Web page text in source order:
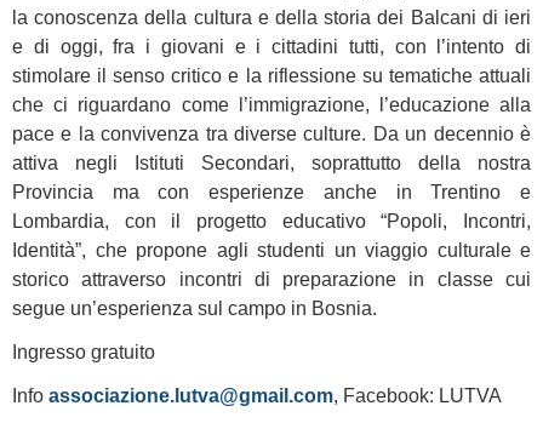
la conoscenza della cultura e della storia dei Balcani di ieri
e di oggi, fra i giovani e i cittadini tutti, con l’intento di
stimolare il senso critico e la riflessione su tematiche attuali
che ci riguardano come l’immigrazione, l’educazione alla
pace e la convivenza tra diverse culture. Da un decennio è
attiva negli Istituti Secondari, soprattutto della nostra
Provincia ma con esperienze anche in Trentino e
Lombardia, con il progetto educativo “Popoli, Incontri,
Identità”, che propone agli studenti un viaggio culturale e
storico attraverso incontri di preparazione in classe cui
segue un’esperienza sul campo in Bosnia.
Ingresso gratuito
Info associazione.lutva@gmail.com, Facebook: LUTVA